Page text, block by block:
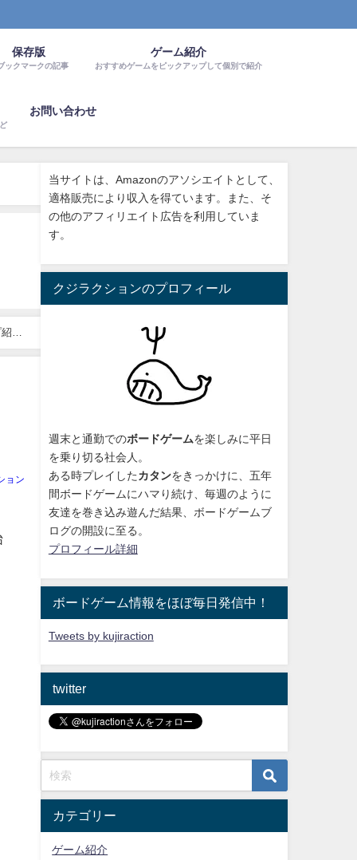
保存版
ックマークの記事
ゲーム紹介
おすすめゲームをピックアップして個別で紹介
お問い合わせ
ョン
当サイトは、Amazonのアソシエイトとして、
適格販売により収入を得ています。また、そ
の他のアフィリエイト広告を利用していま
す。
クジラクションのプロフィール
週末と通勤でのボードゲームを楽しみに平日
を乗り切る社会人。
ある時プレイした カタンをきっかけに、 五年
間ボードゲームにハマり続け 、毎週のように
友達を巻き込み遊んだ結果、ボードゲームブ
ログの開設に至る。
プロフィール詳細
ボードゲーム情報をほぼ毎日発信中！
Tweets by kujiraction
twitter
カテゴリー
ゲーム紹介